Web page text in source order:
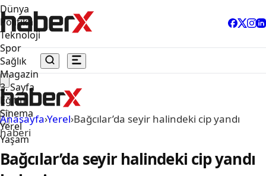
Dünya
Politika
Teknoloji
Spor
Sağlık
Magazin
3. Sayfa
Eğitim
Sinema
Yerel
Yaşam
Anasayfa›Yerel›Bağcılar’da seyir halindeki cip yandı
haberi
Bağcılar’da seyir halindeki cip yandı